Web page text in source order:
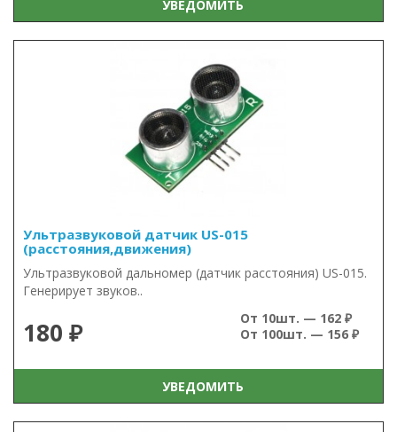
УВЕДОМИТЬ
Ультразвуковой датчик US-015
(расстояния,движения)
Ультразвуковой дальномер (датчик расстояния) US-015.
Генерирует звуков..
180 ₽
От 10шт. — 162 ₽
От 100шт. — 156 ₽
УВЕДОМИТЬ